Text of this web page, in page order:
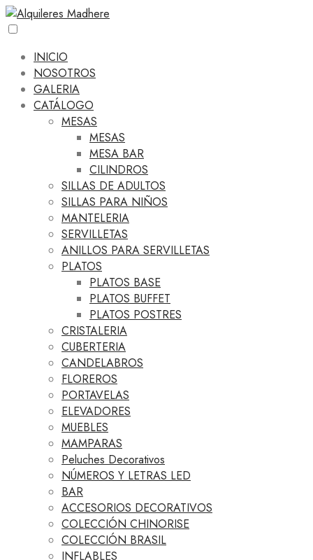
INICIO
NOSOTROS
GALERIA
CATÁLOGO
MESAS
MESAS
MESA BAR
CILINDROS
SILLAS DE ADULTOS
SILLAS PARA NIÑOS
MANTELERIA
SERVILLETAS
ANILLOS PARA SERVILLETAS
PLATOS
PLATOS BASE
PLATOS BUFFET
PLATOS POSTRES
CRISTALERIA
CUBERTERIA
CANDELABROS
FLOREROS
PORTAVELAS
ELEVADORES
MUEBLES
MAMPARAS
Peluches Decorativos
NÚMEROS Y LETRAS LED
BAR
ACCESORIOS DECORATIVOS
COLECCIÓN CHINORISE
COLECCIÓN BRASIL
INFLABLES